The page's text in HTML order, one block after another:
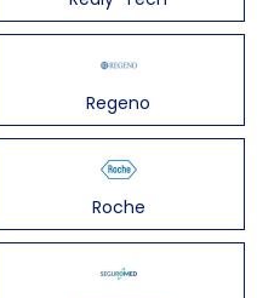
Regeno
Roche